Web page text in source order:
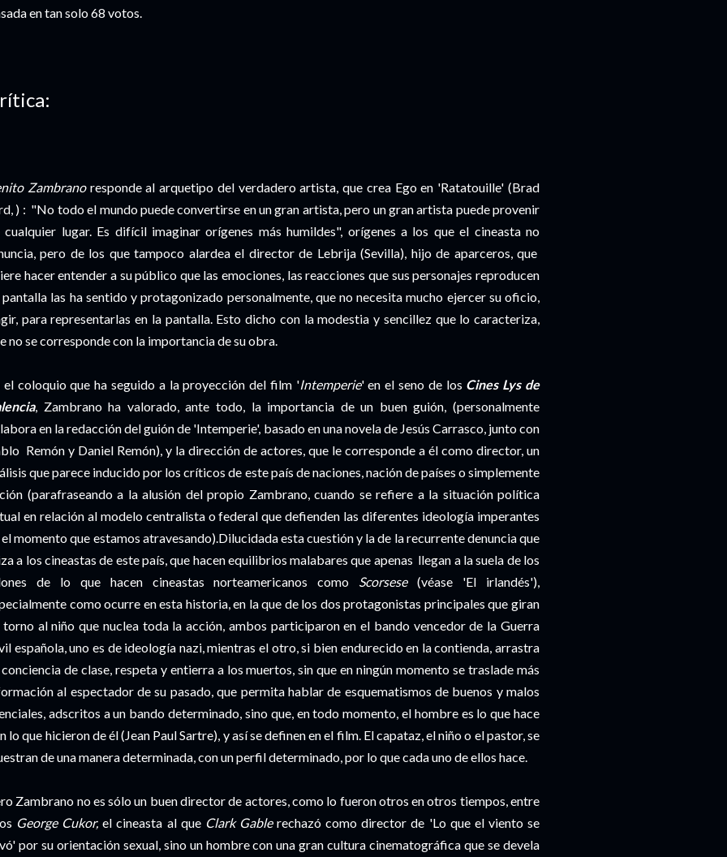
en tan solo 68 votos.
Zambranoresponde al arquetipo del verdadero artista, que crea Ego en 'Ratatouille' (Brad
) : "No todo el mundo puede convertirse en un gran artista, pero un gran artista puede provenir
cualquier lugar. Es difícil imaginar orígenes más humildes", orígenes a los que el cineasta no
pero de los que tampoco alardea el director de Lebrija (Sevilla), hijo de aparceros, que
hacer entender a su público que las emociones, las reacciones que sus personajes reproducen
pantalla las ha sentido y protagonizado personalmente, que no necesita mucho ejercer su oficio,
para representarlas en la pantalla. Esto dicho con la modestia y sencillez que lo caracteriza,
no se corresponde con la importancia de su obra.
el coloquio que ha seguido a la proyección del film 'Intemperie' en el seno de los Cines Lys de
, Zambrano ha valorado, ante todo, la importancia de un buen guión, (personalmente
en la redacción del guión de 'Intemperie', basado en una novela de Jesús Carrasco, junto con
Remón y Daniel Remón), y la dirección de actores, que le corresponde a él como director, un
que parece inducido por los críticos de este país de naciones, nación de países o simplemente
(parafraseando a la alusión del propio Zambrano, cuando se refiere a la situación política
en relación al modelo centralista o federal que defienden las diferentes ideología imperantes
el momento que estamos atravesando).Dilucidada esta cuestión y la de la recurrente denuncia que
a los cineastas de este país, que hacen equilibrios malabares que apenas llegan a la suela de los
de lo que hacen cineastas norteamericanos como Scorsese(véase 'El irlandés'),
como ocurre en esta historia, en la que de los dos protagonistas principales que giran
torno al niño que nuclea toda la acción, ambos participaron en el bando vencedor de la Guerra
española, uno es de ideología nazi, mientras el otro, si bien endurecido en la contienda, arrastra
de clase, respeta y entierra a los muertos, sin que en ningún momento se traslade más
al espectador de su pasado, que permita hablar de esquematismos de buenos y malos
adscritos a un bando determinado, sino que, en todo momento, el hombre es lo que hace
lo que hicieron de él (Jean Paul Sartre), y así se definen en el film. El capataz, el niño o el pastor, se
de una manera determinada, con un perfil determinado, por lo que cada uno de ellos hace.
Zambrano no es sólo un buen director de actores, como lo fueron otros en otros tiempos, entre
George Cukor, el cineasta al que Clark Gablerechazó como director de 'Lo que el viento se
por su orientación sexual, sino un hombre con una gran cultura cinematográfica que se devela